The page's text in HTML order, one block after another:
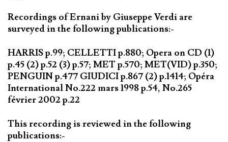
Recordings of Ernani by Giuseppe Verdi are
surveyed in the following publications:-
HARRIS p.99; CELLETTI p.880; Opera on CD (1)
p.45 (2) p.52 (3) p.57; MET p.570; MET(VID) p.350;
PENGUIN p.477 GIUDICI p.867 (2) p.1414; Opéra
International No.222 mars 1998 p.54, No.265
février 2002 p.22
This recording is reviewed in the following
publications:-